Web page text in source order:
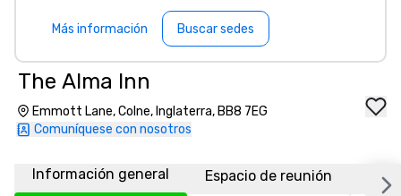
Más información Buscar sedes
The Alma Inn
Emmott Lane, Colne, Inglaterra, BB8 7EG
Comuníquese con nosotros
Información general Espacio de reunión